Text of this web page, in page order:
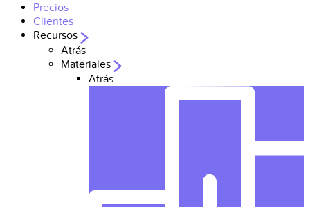
Precios
Clientes
Recursos
Atrás
Materiales
Atrás